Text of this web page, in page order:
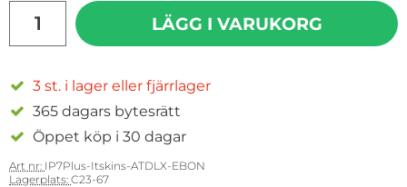
LÄGG I VARUKORG
3 st. i lager eller fjärrlager
365 dagars bytesrätt
Öppet köp i 30 dagar
Art nr: IP7Plus-Itskins-ATDLX-EBON
Lagerplats: C23-67